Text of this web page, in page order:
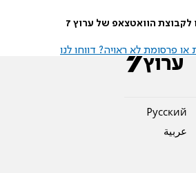
לקבוצת הוואטצאפ של ערוץ 7
פרסומת לא ראויה? דווחו לנו
Pусский
عربية